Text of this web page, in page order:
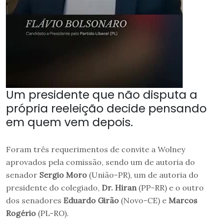
Um presidente que não disputa a
própria reeleição decide pensando
em quem vem depois.
Foram três requerimentos de convite a Wolney
aprovados pela comissão, sendo um de autoria do
senador Sergio Moro (União-PR), um de autoria do
presidente do colegiado, Dr. Hiran(PP-RR) e o outro
dos senadores Eduardo Girão (Novo-CE) e Marcos
Rogério (PL-RO).